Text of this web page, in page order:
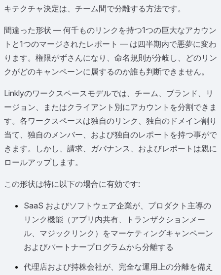
キテクチャ決定は、チーム間で分離する方法です。
間違った形状 — 何千ものリンクを持つ1つの巨大なアカウン
トと1つのマージされたレポート — は四半期内で悪夢に変わ
ります。権限がずさんになり、命名規則が分岐し、どのリン
クがどのキャンペーンに属するのか誰も判断できません。
Linklyのワークスペースモデルでは、チーム、ブランド、リ
ージョン、またはクライアント別にアカウントを分割できま
す。各ワークスペースは独自のリンク、独自のドメイン割り
当て、独自のメンバー、および独自のレポートを持つ事がで
きます。しかし、請求、ガバナンス、およびレポートは親に
ロールアップします。
この形状は特に以下の場合に有効です:
SaaS およびソフトウェア企業が、プロダクト主導の
リンク機能（アプリ内共有、トランザクションメー
ル、マジックリンク）をマーケティングキャンペーン
およびパートナープログラムから分離する
代理店および持株会社が、完全な運用上の分離を備え